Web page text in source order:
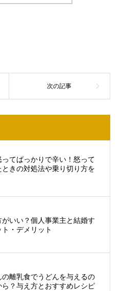
てばっかりで辛い！怒って
ときの対処法や乗り切り方を
いい？個人事業主と結婚す
・デメリット
離乳食でうどんを与えるの
ら？与え方とおすすめレシピ